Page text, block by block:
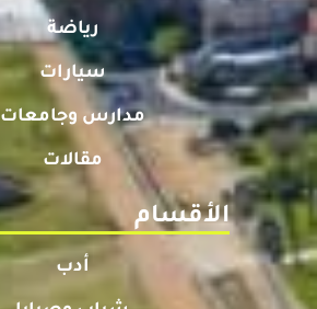
رياضة
سيارات
مدارس وجامعات
مقالات
الأقسام
أدب